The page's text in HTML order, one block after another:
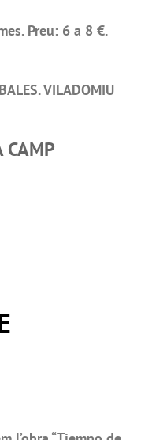
Preu: 6 a 8 €.
VILADOMIU
CAMP